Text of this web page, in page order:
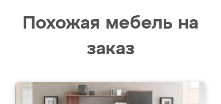
Похожая мебель на
заказ